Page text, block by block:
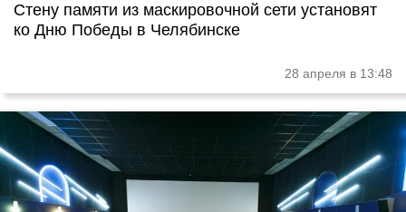
Стену памяти из маскировочной сети установят
ко Дню Победы в Челябинске
28 апреля в 13:48